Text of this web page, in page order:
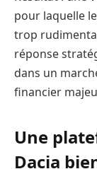
pour laquelle
trop
réponse
dans un
financier
Une
Dacia